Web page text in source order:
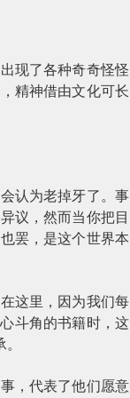
现了各种奇奇怪怪
精神借由文化可长
认为老掉牙了。事
议，然而当你把目
罢，是这个世界本
这里，因为我们每
斗角的书籍时，这
，代表了他们愿意